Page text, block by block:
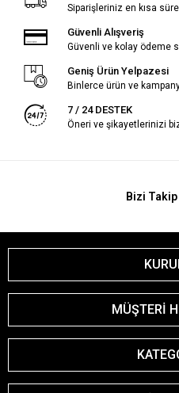
Siparişleriniz en kısa
Güvenli Alışveriş
Güvenli ve kolay ödeme
Geniş Ürün Yelpazesi
Binlerce ürün ve
7 / 24 DESTEK
Öneri ve şikayetlerinizi
Bizi Takip
MÜŞTERİ